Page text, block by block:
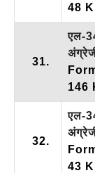
48
31.
एल-
146
32.
एल-
43